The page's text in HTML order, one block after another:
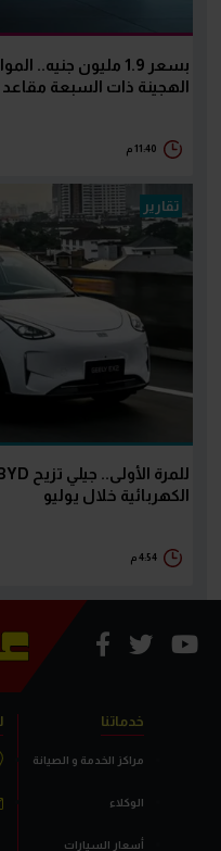
الهجينة ذات السبعة
11:40 م
تقارير
الكهربائية خلال يوليو
4:54 م
خدماتنا
مراكز الخدمة و الصيانة
الوكلاء
أسعار السيارات